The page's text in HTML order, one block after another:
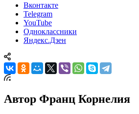
Вконтакте
Telegram
YouTube
Одноклассники
Яндекс.Дзен
Автор Франц Корнелия